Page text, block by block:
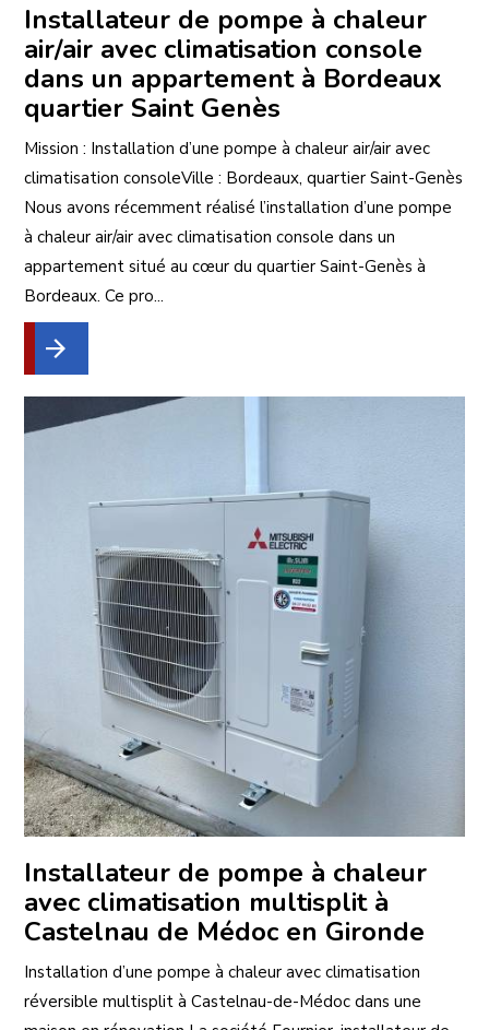
Installateur de pompe à chaleur
air/air avec climatisation console
dans un appartement à Bordeaux
quartier Saint Genès
Mission : Installation d’une pompe à chaleur air/air avec
climatisation consoleVille : Bordeaux, quartier Saint-Genès
Nous avons récemment réalisé l’installation d’une pompe
à chaleur air/air avec climatisation console dans un
appartement situé au cœur du quartier Saint-Genès à
Bordeaux. Ce pro...
Installateur de pompe à chaleur
avec climatisation multisplit à
Castelnau de Médoc en Gironde
Installation d’une pompe à chaleur avec climatisation
réversible multisplit à Castelnau-de-Médoc dans une